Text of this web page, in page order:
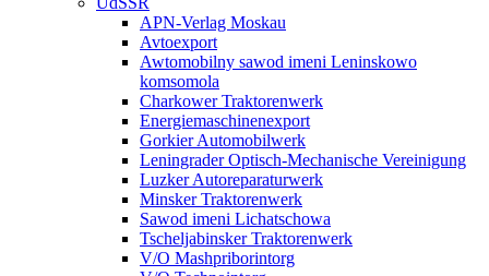
APN-Verlag Moskau
Avtoexport
Awtomobilny sawod imeni Leninskowo
komsomola
Charkower Traktorenwerk
Energiemaschinenexport
Gorkier Automobilwerk
Leningrader Optisch-Mechanische Vereinigung
Luzker Autoreparaturwerk
Minsker Traktorenwerk
Sawod imeni Lichatschowa
Tscheljabinsker Traktorenwerk
V/O Mashpriborintorg